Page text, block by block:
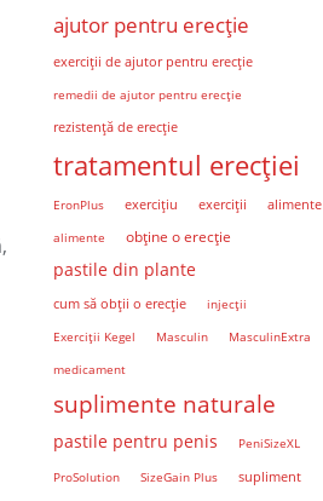
ajutor pentru erecție
exerciții de ajutor pentru erecție
remedii de ajutor pentru erecție
rezistență de erecție
tratamentul erecției
EronPlus exercițiu exerciții
alimente
alimente
obține o erecție
pastile din plante
cum să obții o erecție
injecții
Exerciții Kegel
Masculin
MasculinExtra
medicament
suplimente naturale
pastile pentru penis
PeniSizeXL
ProSolution
SizeGain Plus supliment